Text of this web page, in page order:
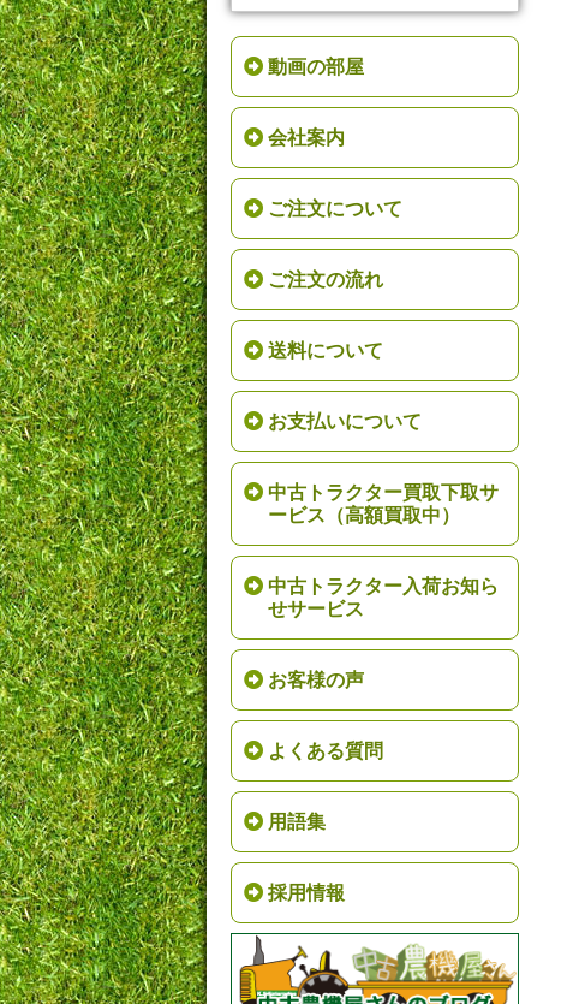
動画の部屋
会社案内
ご注文について
ご注文の流れ
送料について
お支払いについて
中古トラクター買取下取サ
ービス（高額買取中）
中古トラクター入荷お知ら
せサービス
お客様の声
よくある質問
用語集
採用情報